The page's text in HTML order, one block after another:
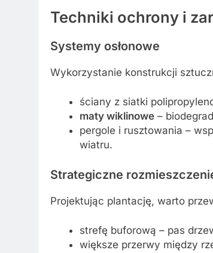
Techniki ochrony i
Systemy osłonowe
Wykorzystanie konstrukcji
ściany z siatki
maty wiklinowe–
pergole i rusztowania –
wiatru.
Strategiczne
Projektując plantację, warto
strefę buforową – pas
większe przerwy między